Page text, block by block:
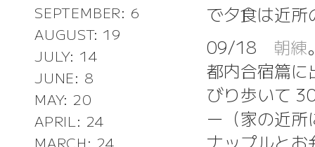
SEPTEMBER: 6
AUGUST: 19
JULY: 14
JUNE: 8
MAY: 20
APRIL: 24
MARCH: 24
で夕食は近
09/18 朝練
都内合宿篇
びり歩いて
ー（家の近
ナップルと